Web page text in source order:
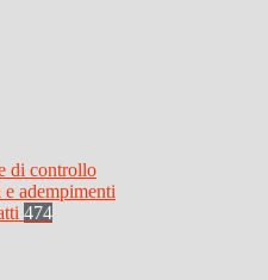
di controllo
adempimenti
474